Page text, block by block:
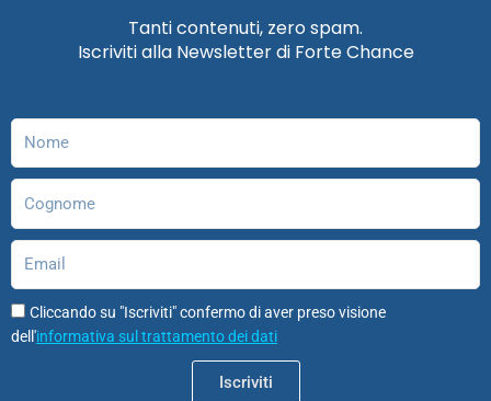
b
o
t
a
g
e
d
u
b
o
d
a
Tanti contenuti, zero spam.
Iscriviti alla Newsletter di Forte Chance
Cliccando su "Iscriviti" confermo di aver preso visione
dell'informativa sul trattamento dei dati
Iscriviti